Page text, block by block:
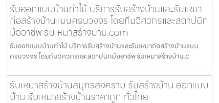
รับออกแบบบ้านท่าไม้ บริการรับสร้างบ้านและรับเหมา
ก่อสร้างบ้านแบบครบวงจร โดยทีมวิศวกรและสถาปนิก
มืออาชีพ รับเหมาสร้างบ้าน.com
รับออกแบบบ้านท่าไม้ บริการรับสร้างบ้านและรับเหมาก่อสร้างบ้านแบบ
ครบวงจร โดยทีมวิศวกรและสถาปนิกมืออาชีพ รับเหมาสร้างบ้าน.c
รับเหมาสร้างบ้านสมุทรสงคราม รับสร้างบ้าน ออกแบบ
บ้าน รับเหมาสร้างบ้านราคาถูก ทั่วไทย